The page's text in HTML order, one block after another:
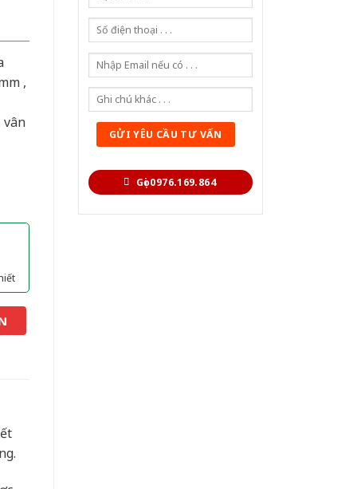
Gọi 0976.169.864
,
vân